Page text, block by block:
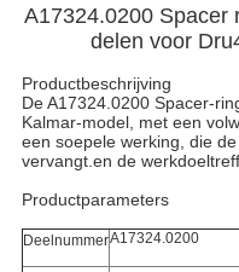
A17324.0200 Spacer
delen voor
Productbeschrijving
De A17324.0200 Spacer-
Kalmar-model, met een
een soepele werking, die
vervangt.en de
Productparameters
DeelnummerA17324.0200